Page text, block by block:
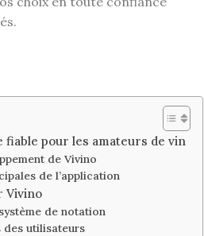
fiable pour les amateurs de vin
de Vivino
de l’application
Vivino
de notation
des utilisateurs